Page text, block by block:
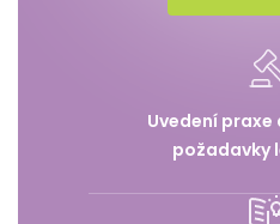
Uvedení praxe
požadavky